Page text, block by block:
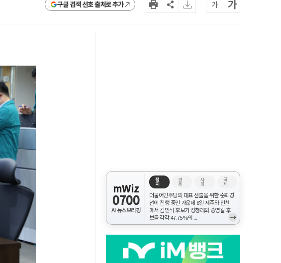
구글 검색 선호 출처로 추가 가 가
mWiz
0700
AI 뉴스브리핑
정
치
경
제
사
회
국
제
더불어민주당의 대표 선출을 위한 순회경
선이 진행 중인 가운데 8일 제주와 인천
에서 김민석 후보가 정청래와 송영길 후
보를 각각 47.75%의 ...
→